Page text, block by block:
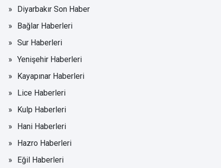
Diyarbakır Son Haber
Bağlar Haberleri
Sur Haberleri
Yenişehir Haberleri
Kayapınar Haberleri
Lice Haberleri
Kulp Haberleri
Hani Haberleri
Hazro Haberleri
Eğil Haberleri